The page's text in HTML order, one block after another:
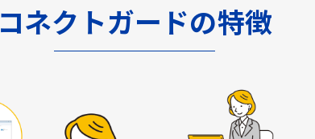
コネクトガードの特徴